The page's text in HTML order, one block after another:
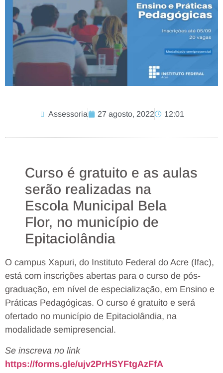
Assessoria 27 agosto, 2022 12:01
Curso é gratuito e as aulas
serão realizadas na
Escola Municipal Bela
Flor, no município de
Epitaciolândia
O campus Xapuri, do Instituto Federal do Acre (Ifac),
está com inscrições abertas para o curso de pós-
graduação, em nível de especialização, em Ensino e
Práticas Pedagógicas. O curso é gratuito e será
ofertado no município de Epitaciolândia, na
modalidade semipresencial.
Se inscreva no link
https://forms.gle/ujv2PrHSYFtgAzFfA